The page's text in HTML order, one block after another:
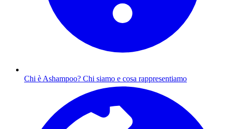
Chi è Ashampoo? Chi siamo e cosa rappresentiamo